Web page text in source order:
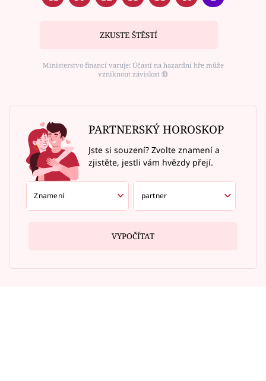
ZKUSTE ŠTĚSTÍ
Ministerstvo financí varuje: Účastí na hazardní hře může
vzniknout závislost ⑱
PARTNERSKÝ HOROSKOP
Jste si souzení? Zvolte znamení a
zjistěte, jestli vám hvězdy přejí.
VYPOČÍTAT